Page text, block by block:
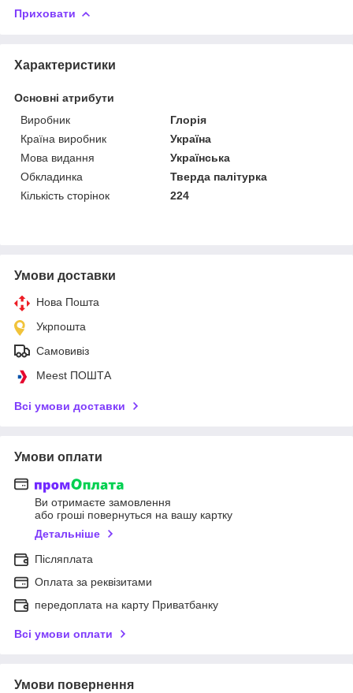
Приховати
Характеристики
Основні атрибути
Виробник
Глорія
Країна виробник
Україна
Мова видання
Українська
Обкладинка
Тверда палітурка
Кількість сторінок
224
Умови доставки
Нова Пошта
Укрпошта
Самовивіз
Meest ПОШТА
Всі умови доставки
Умови оплати
Ви отримаєте замовлення
або гроші повернуться на вашу картку
Детальніше
Післяплата
Оплата за реквізитами
передоплата на карту Приватбанку
Всі умови оплати
Умови повернення